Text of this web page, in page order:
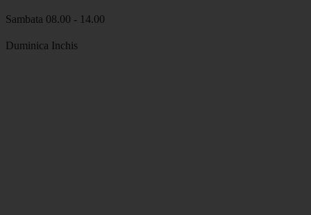
Sambata 08.00 - 14.00
Duminica Inchis